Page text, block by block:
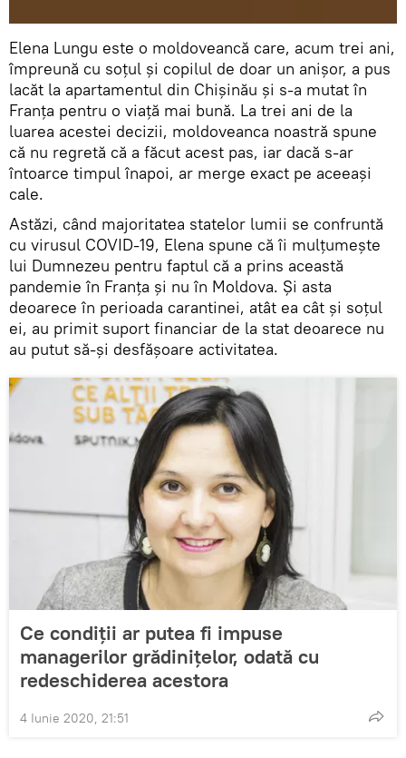
Elena Lungu este o moldoveancă care, acum trei ani,
împreună cu soțul și copilul de doar un anișor, a pus
lacăt la apartamentul din Chișinău și s-a mutat în
Franța pentru o viață mai bună. La trei ani de la
luarea acestei decizii, moldoveanca noastră spune
că nu regretă că a făcut acest pas, iar dacă s-ar
întoarce timpul înapoi, ar merge exact pe aceeași
cale.
Astăzi, când majoritatea statelor lumii se confruntă
cu virusul COVID-19, Elena spune că îi mulțumește
lui Dumnezeu pentru faptul că a prins această
pandemie în Franța și nu în Moldova. Și asta
deoarece în perioada carantinei, atât ea cât și soțul
ei, au primit suport financiar de la stat deoarece nu
au putut să-și desfășoare activitatea.
Ce condiții ar putea fi impuse
managerilor grădinițelor, odată cu
redeschiderea acestora
4 Iunie 2020, 21:51